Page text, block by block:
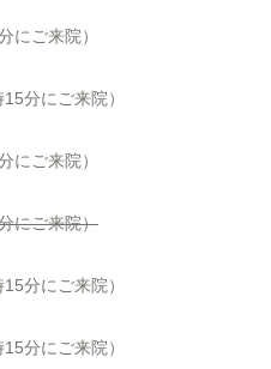
ご来院）
分にご来院）
ご来院）
にご来院）
分にご来院）
分にご来院）